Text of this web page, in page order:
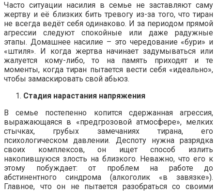
Часто ситуации насилия в семье не заставляют саму
жертву и её близких бить тревогу из-за того, что тиран
не всегда ведёт себя одинаково. И за периодом прямой
агрессии следуют спокойные или даже радужные
этапы. Домашнее насилие – это чередование «бури» и
«штиля». И когда жертва начинает задумываться или
жалуется кому-либо, то на память приходят и те
моменты, когда тиран пытается вести себя «идеально»,
чтобы замаскировать свой абьюз.
Стадия нарастания напряжения
В семье постепенно копится сдержанная агрессия,
выражающаяся в «предгрозовой атмосфере», мелких
стычках, грубых замечаниях тирана, его
психологическом давлении. Деспоту нужна разрядка
своих комплексов, он ищет способ излить
накопившуюся злость на близкого. Неважно, что его к
этому побуждает: от проблем на работе до
абстинентного синдрома (алкоголик «в завязке»).
Главное, что он не пытается разобраться со своими